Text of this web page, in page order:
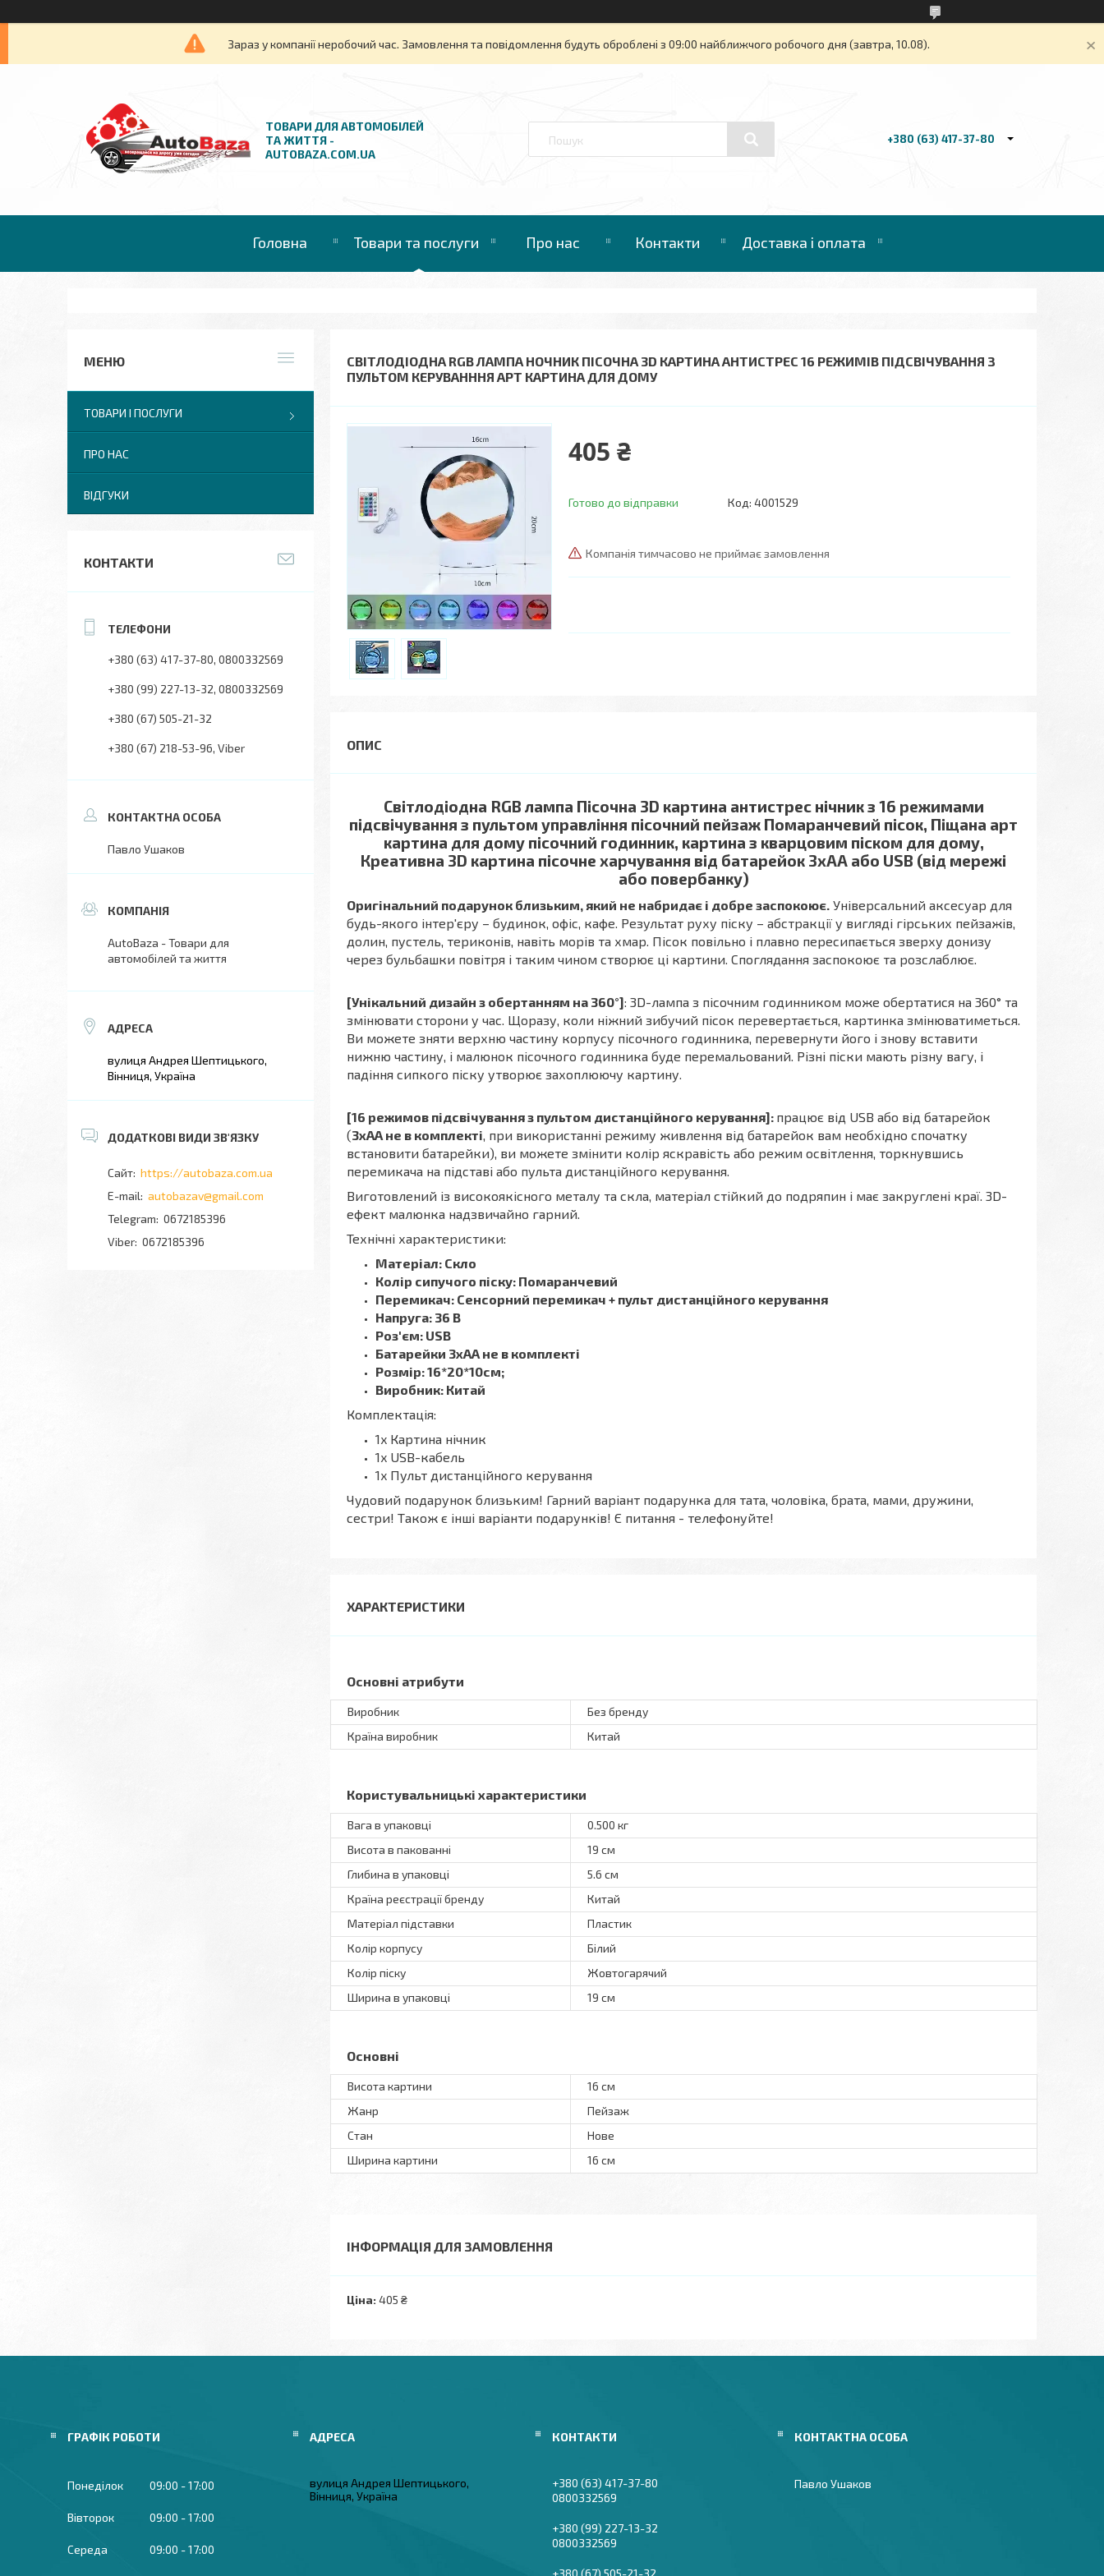
Зараз у компанії неробочий час. Замовлення та повідомлення будуть оброблені з 09:00 найближчого робочого дня (завтра, 10.08).
ТОВАРИ ДЛЯ АВТОМОБІЛЕЙ
ТА ЖИТТЯ -
AUTOBAZA.COM.UA
+380 (63) 417-37-80
Головна Товари та послуги Про нас Контакти Доставка і оплата
СВІТЛОДІОДНА RGB ЛАМПА НОЧНИК ПІСОЧНА 3D КАРТИНА АНТИСТРЕС 16 РЕЖИМІВ ПІДСВІЧУВАННЯ З
ПУЛЬТОМ КЕРУВАНННЯ АРТ КАРТИНА ДЛЯ ДОМУ
405 ₴
Готово до відправки Код: 4001529
Компанія тимчасово не приймає замовлення
Світлодіодна RGB лампа Пісочна 3D картина антистрес нічник з 16 режимами
підсвічування з пультом управління пісочний пейзаж Помаранчевий пісок, Піщана арт
картина для дому пісочний годинник, картина з кварцовим піском для дому,
Креативна 3D картина пісочне харчування від батарейок 3xAA або USB (від мережі
або повербанку)
Оригінальний подарунок близьким, який не набридає і добре заспокоює. Універсальний аксесуар для
будь-якого інтер'єру – будинок, офіс, кафе. Результат руху піску – абстракції у вигляді гірських пейзажів,
долин, пустель, териконів, навіть морів та хмар. Пісок повільно і плавно пересипається зверху донизу
через бульбашки повітря і таким чином створює ці картини. Споглядання заспокоює та розслаблює.
[Унікальний дизайн з обертанням на 360°]: 3D-лампа з пісочним годинником може обертатися на 360° та
змінювати сторони у час. Щоразу, коли ніжний зибучий пісок перевертається, картинка змінюватиметься.
Ви можете зняти верхню частину корпусу пісочного годинника, перевернути його і знову вставити
нижню частину, і малюнок пісочного годинника буде перемальований. Різні піски мають різну вагу, і
падіння сипкого піску утворює захоплюючу картину.
[16 режимов підсвічування з пультом дистанційного керування]: працює від USB або від батарейок
(3xAA не в комплекті, при використанні режиму живлення від батарейок вам необхідно спочатку
встановити батарейки), ви можете змінити колір яскравість або режим освітлення, торкнувшись
перемикача на підставі або пульта дистанційного керування.
Виготовлений із високоякісного металу та скла, матеріал стійкий до подряпин і має закруглені краї. 3D-
ефект малюнка надзвичайно гарний.
Технічні характеристики:
Матеріал: Скло
Колір сипучого піску: Помаранчевий
Перемикач: Сенсорний перемикач + пульт дистанційного керування
Напруга: 36 В
Роз'єм: USB
Батарейки 3xAA не в комплекті
Розмір: 16*20*10см;
Виробник: Китай
Комплектація:
1x Картина нічник
1x USB-кабель
1x Пульт дистанційного керування
Чудовий подарунок близьким! Гарний варіант подарунка для тата, чоловіка, брата, мами, дружини,
сестри! Також є інші варіанти подарунків! Є питання - телефонуйте!
ХАРАКТЕРИСТИКИ
Основні атрибути
Виробник
Без бренду
Країна виробник
Китай
Користувальницькі характеристики
Вага в упаковці
0.500 кг
Висота в пакованні
19 см
Глибина в упаковці
5.6 см
Країна реєстрації бренду
Китай
Матеріал підставки
Пластик
Колір корпусу
Білий
Колір піску
Жовтогарячий
Ширина в упаковці
19 см
Основні
Висота картини
16 см
Жанр
Пейзаж
Стан
Нове
Ширина картини
16 см
ІНФОРМАЦІЯ ДЛЯ ЗАМОВЛЕННЯ
Ціна: 405 ₴
ТОВАРИ І ПОСЛУГИ
ПРО НАС
ВІДГУКИ
КОНТАКТИ
+380 (63) 417-37-80 0800332569
+380 (99) 227-13-32 0800332569
+380 (67) 505-21-32
+380 (67) 218-53-96 Viber
Павло Ушаков
AutoBaza - Товари для
автомобілей та життя
вулиця Андрея Шептицького,
Вінниця, Україна
https://autobaza.com.ua
autobazav@gmail.com
0672185396
0672185396
ГРАФІК РОБОТИ
Понеділок 09:00 17:00
Вівторок 09:00 17:00
Середа 09:00 17:00
вулиця Андрея Шептицького,
Вінниця, Україна
+380 (63) 417-37-80
0800332569
+380 (99) 227-13-32
0800332569
+380 (67) 505-21-32
Павло Ушаков